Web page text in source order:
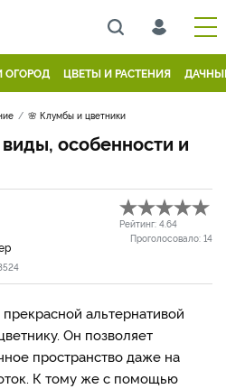
ОГОРОД ЦВЕТЫ И РАСТЕНИЯ
🌸 Клумбы и цветники
особенности и
Рейтинг: 4.64
Проголосовало: 14
альтернативой
Он позволяет
пространство даже на
К тому же с помощью